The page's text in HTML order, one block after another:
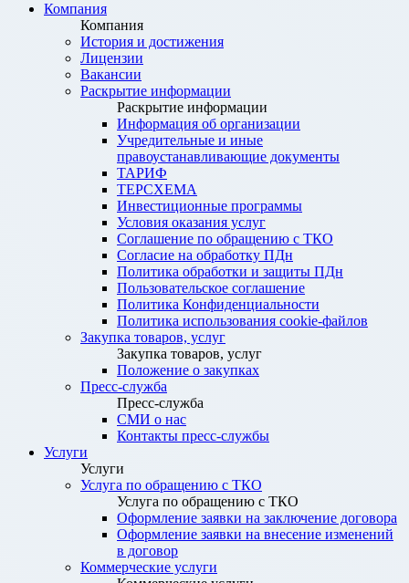
Компания
Компания
История и достижения
Лицензии
Вакансии
Раскрытие информации
Раскрытие информации
Информация об организации
Учредительные и иные
правоустанавливающие документы
ТАРИФ
ТЕРСХЕМА
Инвестиционные программы
Условия оказания услуг
Соглашение по обращению с ТКО
Согласие на обработку ПДн
Политика обработки и защиты ПДн
Пользовательское соглашение
Политика Конфиденциальности
Политика использования cookie-файлов
Закупка товаров, услуг
Закупка товаров, услуг
Положение о закупках
Пресс-служба
Пресс-служба
СМИ о нас
Контакты пресс-службы
Услуги
Услуги
Услуга по обращению с ТКО
Услуга по обращению с ТКО
Оформление заявки на заключение договора
Оформление заявки на внесение изменений
в договор
Коммерческие услуги